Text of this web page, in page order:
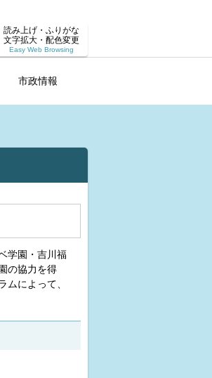
読み上げ・ふりがな
文字拡大・配色変更
Easy Web Browsing
市政情報
学園・吉川福
の協力を得
によって、